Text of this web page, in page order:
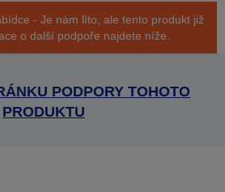
- Je nám líto, ale tento produkt již
o další podpoře najdete níže.
PODPORY TOHOTO
PRODUKTU